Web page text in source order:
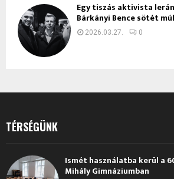
Egy tiszás aktivista
Bárkányi Bence sötét
2026.03.27. 0
TÉRSÉGÜNK
Ismét használatba kerül a
Mihály Gimnáziumban